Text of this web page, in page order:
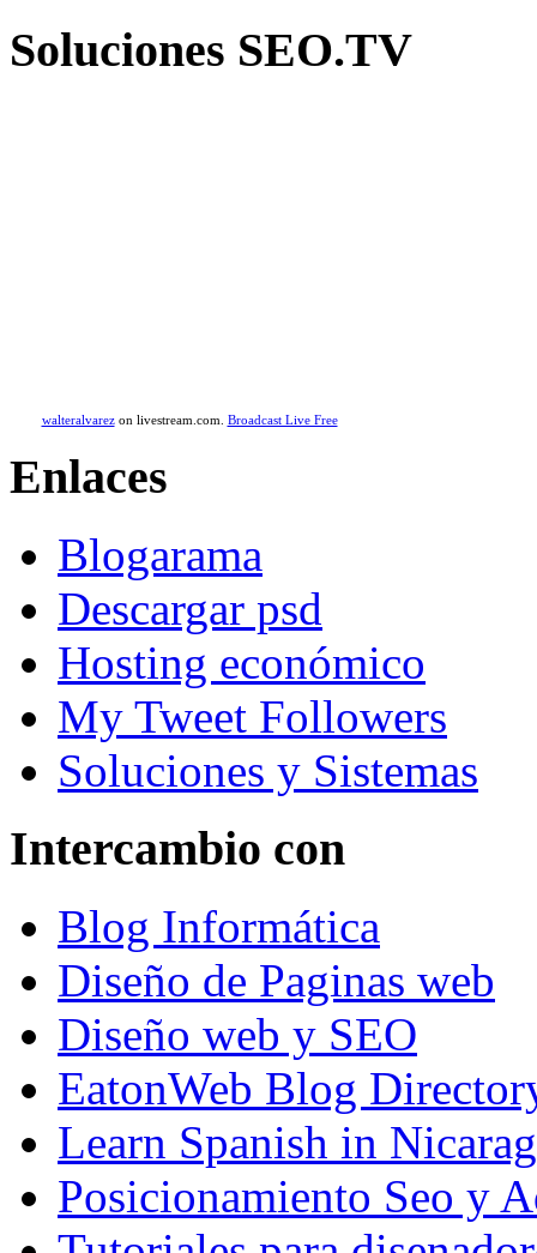
Soluciones SEO.TV
walteralvarezon livestream.com. Broadcast Live Free
Enlaces
Blogarama
Descargar psd
Hosting económico
My Tweet Followers
Soluciones y Sistemas
Intercambio con
Blog Informática
Diseño de Paginas web
Diseño web y SEO
EatonWeb Blog
Learn Spanish in
Posicionamiento Seo y